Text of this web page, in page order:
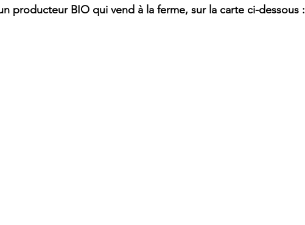
producteur BIO qui vend à la ferme, sur la carte ci-dessous :